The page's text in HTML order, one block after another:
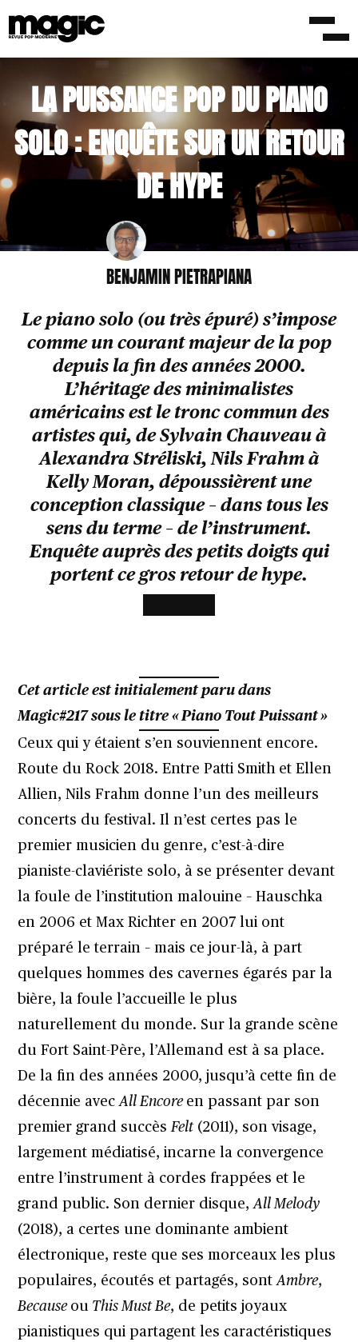
LA PUISSANCE POP DU PIANO
SOLO : ENQUÊTE SUR UN RETOUR
DE HYPE
BENJAMIN PIETRAPIANA
Le piano solo (ou très épuré) s’impose
comme un courant majeur de la pop
depuis la fin des années 2000.
L’héritage des minimalistes
américains est le tronc commun des
artistes qui, de Sylvain Chauveau à
Alexandra Stréliski, Nils Frahm à
Kelly Moran, dépoussièrent une
conception classique – dans tous les
sens du terme – de l’instrument.
Enquête auprès des petits doigts qui
portent ce gros retour de hype.
Cet article est initialement paru dans
Magic#217sous le titre « Piano Tout Puissant »
Ceux qui y étaient s’en souviennent encore.
Route du Rock 2018. Entre Patti Smith et Ellen
Allien, Nils Frahm donne l’un des meilleurs
concerts du festival. Il n’est certes pas le
premier musicien du genre, c’est-à-dire
pianiste-claviériste solo, à se présenter devant
la foule de l’institution malouine – Hauschka
en 2006 et Max Richter en 2007 lui ont
préparé le terrain – mais ce jour-là, à part
quelques hommes des cavernes égarés par la
bière, la foule l’accueille le plus
naturellement du monde. Sur la grande scène
du Fort Saint-Père, l’Allemand est à sa place.
De la fin des années 2000, jusqu’à cette fin de
décennie avecAll Encore en passant par son
premier grand succèsFelt(2011), son visage,
largement médiatisé, incarne la convergence
entre l’instrument à cordes frappées et le
grand public. Son dernier disque,All Melody
(2018), a certes une dominante ambient
électronique, reste que ses morceaux les plus
populaires, écoutés et partagés, sontAmbre,
Because ou This Must Be, de petits joyaux
pianistiques qui partagent les caractéristiques